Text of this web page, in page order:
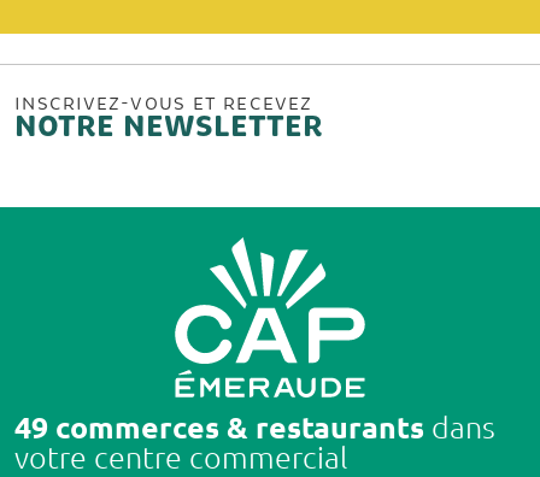
INSCRIVEZ-VOUS ET RECEVEZ
NOTRE NEWSLETTER
49 commerces & restaurants dans
votre centre commercial